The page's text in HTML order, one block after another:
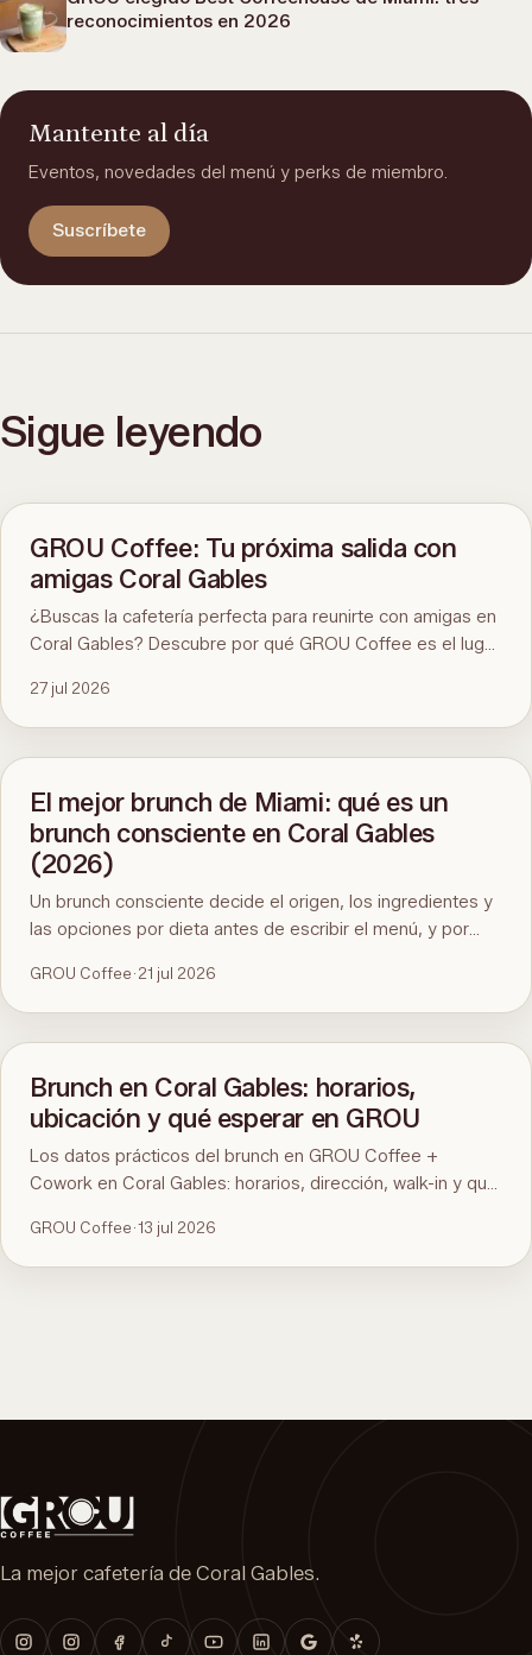
reconocimientos en 2026
Mantente al día
Eventos, novedades del menú y perks de miembro.
Suscríbete
Sigue leyendo
GROU Coffee: Tu próxima salida con
amigas Coral Gables
¿Buscas la cafetería perfecta para reunirte con amigas en
Coral Gables? Descubre por qué GROU Coffee es el lugar
saludables, divertidos eventos artísticos y un ambiente
inmejorable.
27 jul 2026
El mejor brunch de Miami: qué es un
brunch consciente en Coral Gables
(2026)
Un brunch consciente decide el origen, los ingredientes y
las opciones por dieta antes de escribir el menú, y por
prueba de noventa segundos y GROU Coffee + Cowork
en Coral Gables como ejemplo, con horarios, dirección y
qué pedir.
GROU Coffee·21 jul 2026
Brunch en Coral Gables: horarios,
ubicación y qué esperar en GROU
Los datos prácticos del brunch en GROU Coffee +
Cowork en Coral Gables: horarios, dirección, walk-in y qué
guía del mejor brunch de Miami.
GROU Coffee·13 jul 2026
La mejor cafetería de Coral Gables.